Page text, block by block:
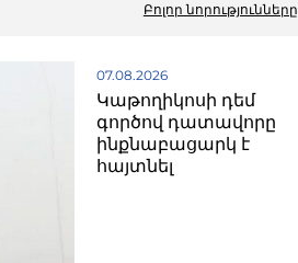
Բոլոր նորությունները
07.08.2026
Կաթողիկոսի դեմ
գործով դատավորը
ինքնաբացարկ է
հայտնել